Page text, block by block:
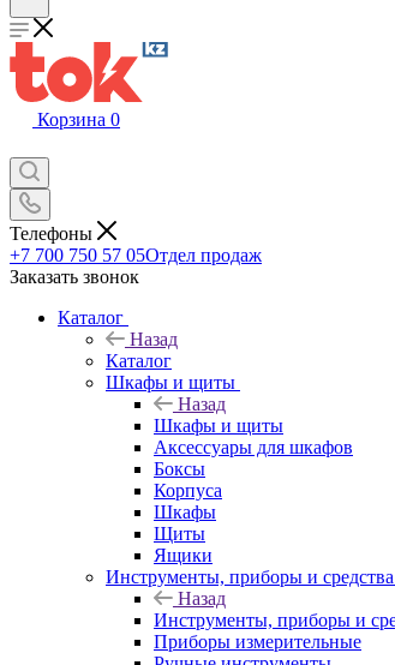
Корзина 0
Телефоны
+7 700 750 57 05Отдел продаж
Заказать звонок
Каталог
Назад
Каталог
Шкафы и щиты
Назад
Шкафы и щиты
Аксессуары для шкафов
Боксы
Корпуса
Шкафы
Щиты
Ящики
Инструменты, приборы и
Назад
Инструменты, приборы и
Приборы измерительные